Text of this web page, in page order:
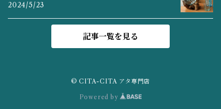
猫ベッド・犬ベッド
パンかご・お菓子入れ
2024/5/23
記事一覧を見る
© CITA-CITA アタ専門店
Powered by